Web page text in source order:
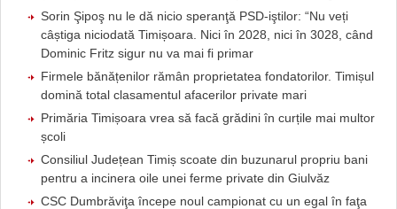
Sorin Şipoş nu le dă nicio speranţă PSD-iştilor: “Nu veți
câștiga niciodată Timișoara. Nici în 2028, nici în 3028, când
Dominic Fritz sigur nu va mai fi primar
Firmele bănățenilor rămân proprietatea fondatorilor. Timișul
domină total clasamentul afacerilor private mari
Primăria Timișoara vrea să facă grădini în curțile mai multor
școli
Consiliul Județean Timiș scoate din buzunarul propriu bani
pentru a incinera oile unei ferme private din Giulvăz
CSC Dumbrăviţa începe noul campionat cu un egal în faţa